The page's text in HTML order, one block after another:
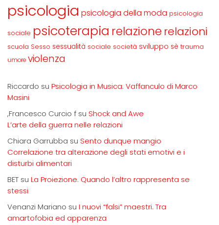
psicologia psicologia della moda psicologia
sociale psicoterapia relazione relazioni
scuola Sesso sessualità sociale società sviluppo sè trauma
umore violenza
Riccardo su Psicologia in Musica. Vaffanculo di Marco
Masini
,Francesco Curcio f su Shock and Awe
L’arte della guerra nelle relazioni
Chiara Garrubba su Sento dunque mangio
Correlazione tra alterazione degli stati emotivi e i
disturbi alimentari
BET su La Proiezione. Quando l’altro rappresenta se
stessi
Venanzi Mariano su I nuovi “falsi” maestri. Tra
amartofobia ed apparenza